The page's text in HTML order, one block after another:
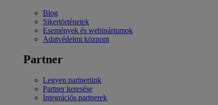
Blog
Sikertörténetek
Események és webináriumok
Adatvédelmi központ
Partner
Legyen partnerünk
Partner keresése
Integrációs partnerek